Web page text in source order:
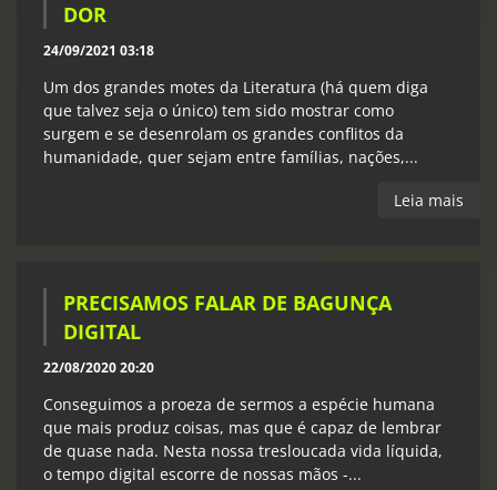
DOR
24/09/2021 03:18
Um dos grandes motes da Literatura (há quem diga
que talvez seja o único) tem sido mostrar como
surgem e se desenrolam os grandes conflitos da
humanidade, quer sejam entre famílias, nações,...
Leia mais
PRECISAMOS FALAR DE BAGUNÇA
DIGITAL
22/08/2020 20:20
Conseguimos a proeza de sermos a espécie humana
que mais produz coisas, mas que é capaz de lembrar
de quase nada. Nesta nossa tresloucada vida líquida,
o tempo digital escorre de nossas mãos -...